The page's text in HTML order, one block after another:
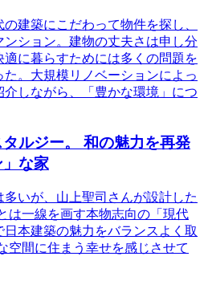
建築にこだわって物件を探し、
ンション。建物の丈夫さは申し分
に暮らすためには多くの問題を
。大規模リノベーションによっ
しながら、「豊かな環境」につ
ルジー。 和の魅力を再発
」な家
いが、山上聖司さんが設計した
は一線を画す本物志向の「現代
本建築の魅力をバランスよく取
空間に住まう幸せを感じさせて